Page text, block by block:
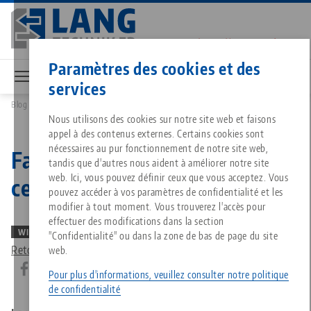
Paramètres des cookies et des
services
Nous utilisons des cookies sur notre site web et faisons
appel à des contenus externes. Certains cookies sont
nécessaires au pur fonctionnement de notre site web,
tandis que d'autres nous aident à améliorer notre site
web. Ici, vous pouvez définir ceux que vous acceptez. Vous
pouvez accéder à vos paramètres de confidentialité et les
modifier à tout moment. Vous trouverez l'accès pour
effectuer des modifications dans la section
"Confidentialité" ou dans la zone de bas de page du site
web.
Pour plus d'informations, veuillez consulter notre politique
de confidentialité
Aller
contenu
principal
Tout d'une seule source
Technologie de serrage à
Technologie de serrage des
À propos de LANG
Philosophie
Innovations
Téléchargements
FAQ
Commande de catalogue
Blog
Actualités
Salons professionnels
Produits assortis
Désolé. Nous n'avons pu trouver aucun résultat.
Vers l'aperçu des produits
Services
Quicklinks
Search
Téléchargements
Downloads
Breadcrumb
Blog
Facile à comprendre : Qu'est-
ce qu'un étau auto-centrant?
WIKI
Technique de serrage — 30.03.2023
Retour au blog